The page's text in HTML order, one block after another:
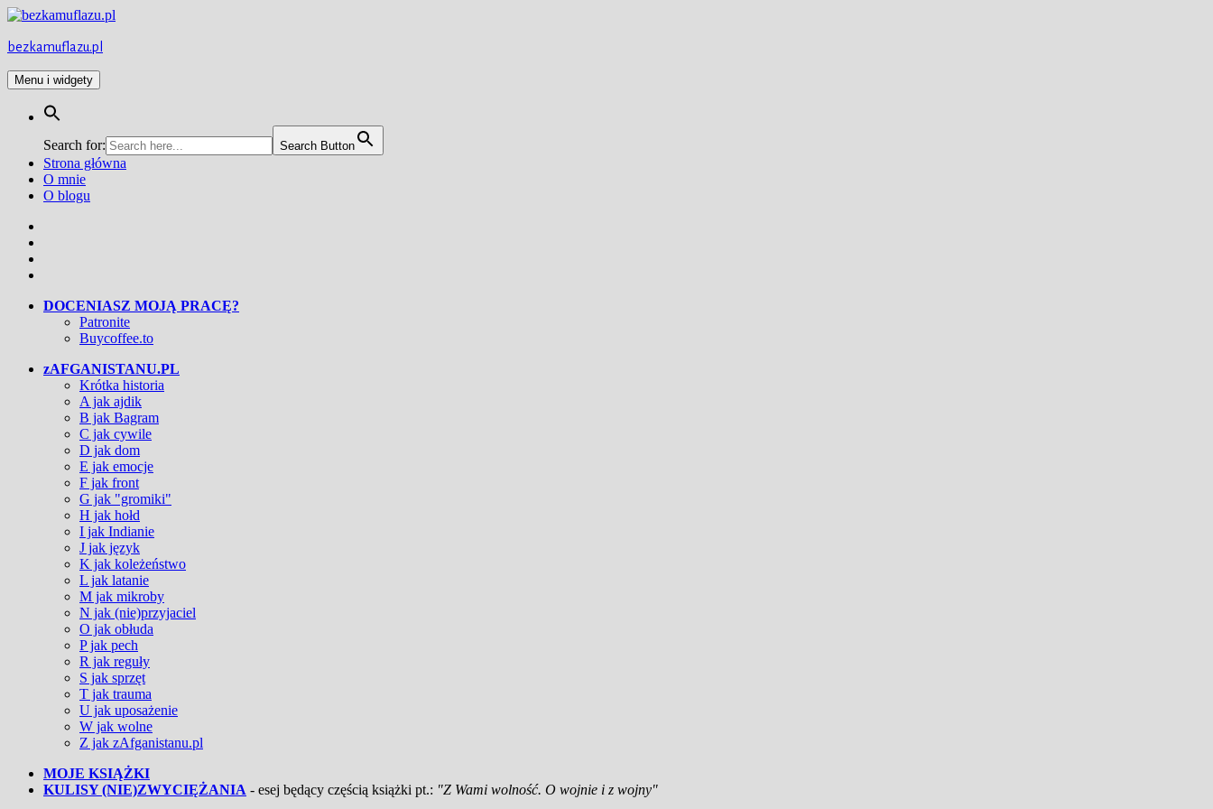
Przejdź
treści
bezkamuflazu.pl
Menu i widgety
Search for: Search Button
Strona główna
O mnie
O blogu
DOCENIASZ MOJĄ PRACĘ?
Patronite
Buycoffee.to
zAFGANISTANU.PL
Krótka historia
A jak ajdik
B jak Bagram
C jak cywile
D jak dom
E jak emocje
F jak front
G jak "gromiki"
H jak hołd
I jak Indianie
J jak język
K jak koleżeństwo
L jak latanie
M jak mikroby
N jak (nie)przyjaciel
O jak obłuda
P jak pech
R jak reguły
S jak sprzęt
T jak trauma
U jak uposażenie
W jak wolne
Z jak zAfganistanu.pl
MOJE KSIĄŻKI
KULISY (NIE)ZWYCIĘŻANIA - esej będący częścią książki pt.: "Z Wami wolność. O wojnie i z wojny"